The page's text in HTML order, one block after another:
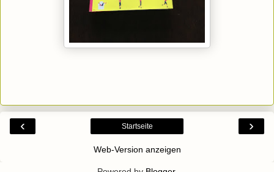
‹ ›
Startseite
Web-Version anzeigen